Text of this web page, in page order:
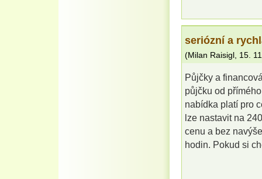
seriózní a
(Milan Raisigl, 15.
Půjčky a
půjčku od
nabídka platí pro
lze nastavit na
cenu a bez
hodin. Pokud si